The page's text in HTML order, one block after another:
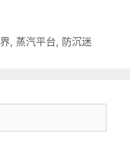
, 蒸汽平台, 防沉迷